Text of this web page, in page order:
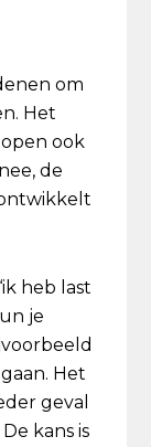
om
Het
ook
de
heb last
je
Het
geval
kans is